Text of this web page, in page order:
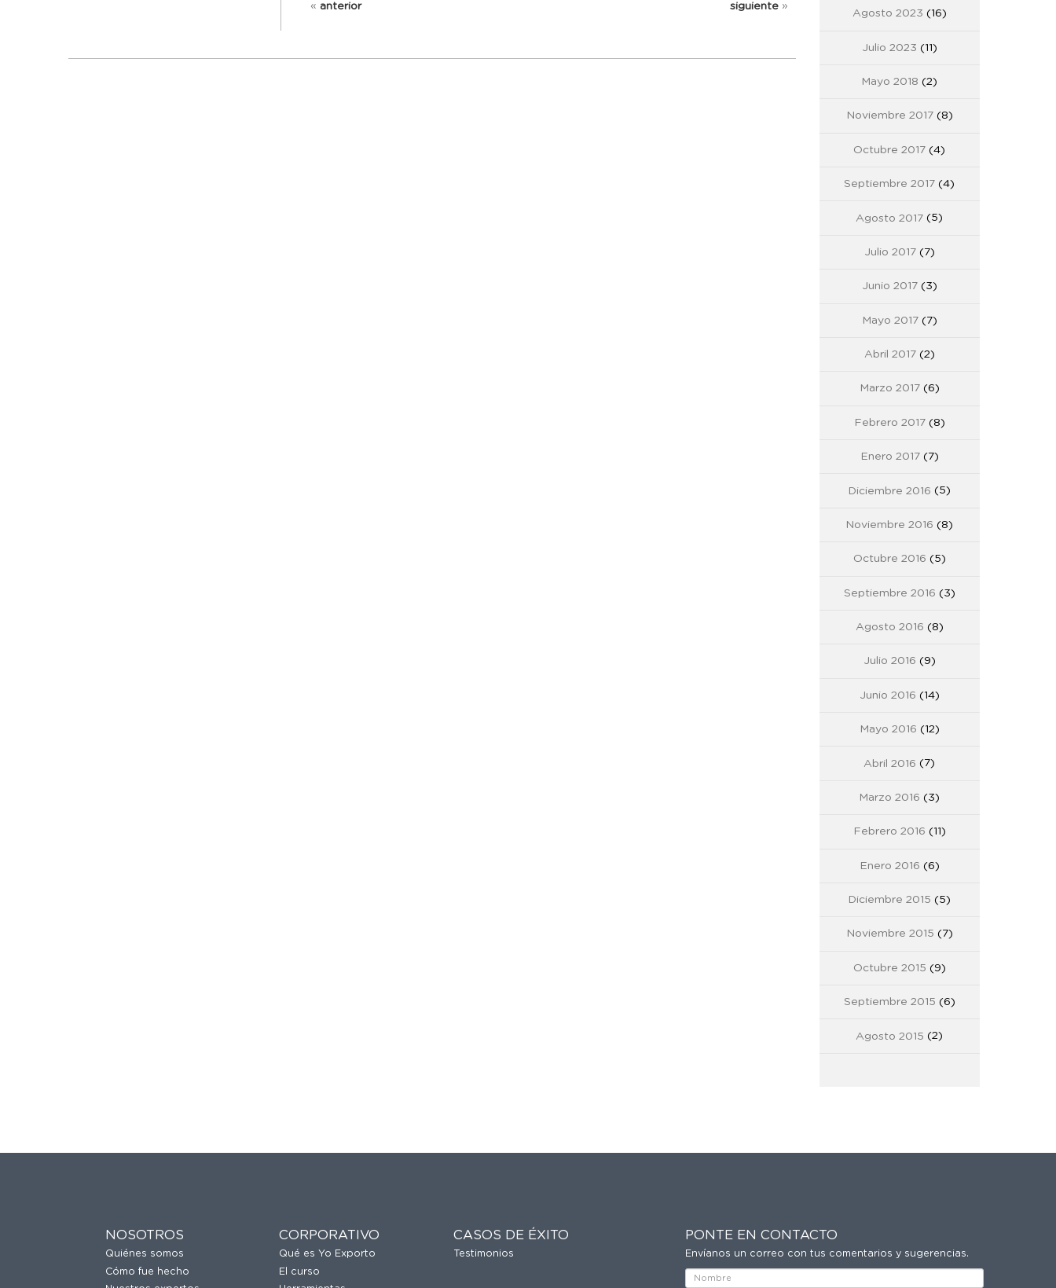
« anterior siguiente »
Agosto 2023 (16)
Julio 2023 (11)
Mayo 2018 (2)
Noviembre 2017(8)
Octubre 2017 (4)
Septiembre 2017 (4)
Agosto 2017 (5)
Julio 2017(7)
Junio 2017(3)
Mayo 2017(7)
Abril 2017(2)
Marzo 2017(6)
Febrero 2017(8)
Enero 2017(7)
Diciembre 2016 (5)
Noviembre 2016 (8)
Octubre 2016 (5)
Septiembre 2016 (3)
Agosto 2016 (8)
Julio 2016 (9)
Junio 2016 (14)
Mayo 2016 (12)
Abril 2016 (7)
Marzo 2016 (3)
Febrero 2016 (11)
Enero 2016 (6)
Diciembre 2015 (5)
Noviembre 2015 (7)
Octubre 2015 (9)
Septiembre 2015 (6)
Agosto 2015 (2)
NOSOTROS
Quiénes somos
Cómo fue hecho
CORPORATIVO
Qué es Yo Exporto
El curso
CASOS DE ÉXITO
Testimonios
PONTE EN CONTACTO
Envíanos un correo con tus comentarios y sugerencias.